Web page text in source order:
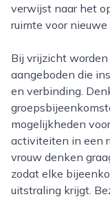
verwijst naar het
ruimte voor
Bij vrijzicht worden diverse activiteiten en diensten
aangeboden die
en verbinding.
mogelijkheden
activiteiten in een
vrouw denken
zodat elke
uitstraling krijgt.